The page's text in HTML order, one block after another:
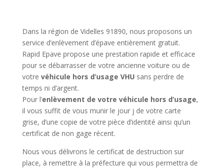
Dans la région de Videlles 91890, nous proposons un
service d’enlèvement d’épave entièrement gratuit.
Rapid Epave propose une prestation rapide et efficace
pour se débarrasser de votre ancienne voiture ou de
votre véhicule hors d’usage VHU sans perdre de
temps ni d’argent.
Pour l’enlèvement de votre véhicule hors d’usage,
il vous suffit de vous munir le jour j de votre carte
grise, d’une copie de votre pièce d’identité ainsi qu’un
certificat de non gage récent.
Nous vous délivrons le certificat de destruction sur
place, à remettre à la préfecture qui vous permettra de